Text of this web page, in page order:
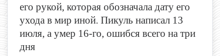
его рукой, которая обозначала дату его
ухода в мир иной. Пикуль написал 13
июля, а умер 16-го, ошибся всего на три
дня